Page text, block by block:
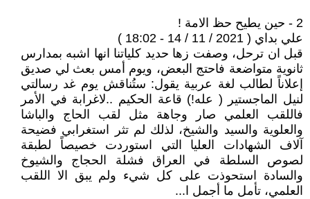
2 - حين يطيح حظ الامة !
علي بداي ( 2021 / 11 / 14 - 18:02 )
قبل ان ترحل، وصفت زها حديد كلياتنا انها اشبه بمدارس
ثانوية متواضعة فاحتج البعض، ويوم أمس بعث لي صديق
إعلاناً لطالب لغة عربية يقول: ستُناقش يوم غد رسالتي
لنيل الماجستير ( عله!) قاعة الحكيم ..لاغرابة في الأمر
فاللقب العلمي صار وجاهة مثل لقب الحاج والباشا
والعلوية والسيد والشيخ، لذلك لم تثر استغرابي فضيحة
آلاف الشهادات العليا التي استوردت خصيصاً لطبقة
لصوص السلطة في العراق فشلة الحجاج والشيوخ
والسادة استحوذت على كل شيء ولم يبق الا اللقب
العلمي، تأمل ما أجمل ا...